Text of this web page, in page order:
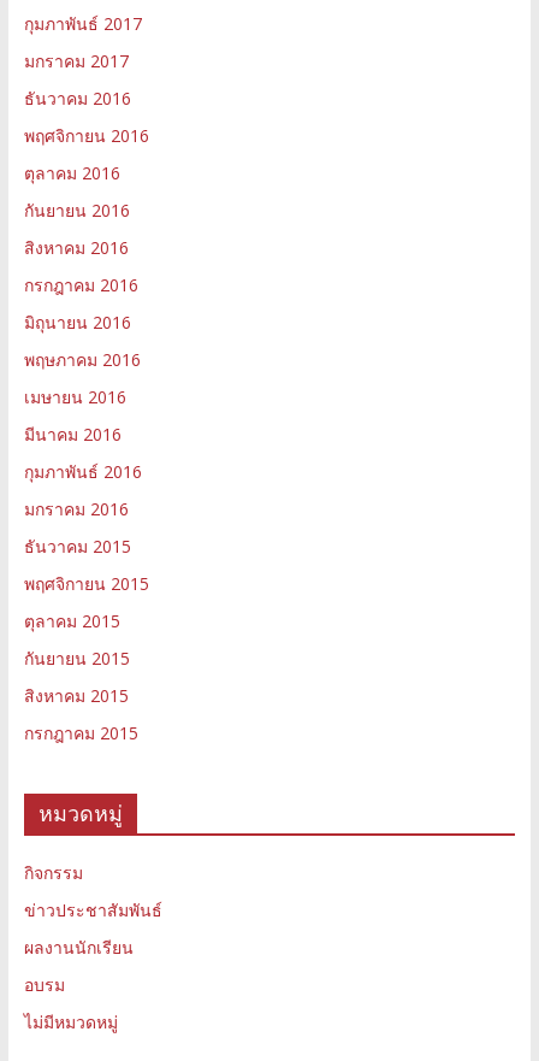
กุมภาพันธ์ 2017
มกราคม 2017
ธันวาคม 2016
พฤศจิกายน 2016
ตุลาคม 2016
กันยายน 2016
สิงหาคม 2016
กรกฎาคม 2016
มิถุนายน 2016
พฤษภาคม 2016
เมษายน 2016
มีนาคม 2016
กุมภาพันธ์ 2016
มกราคม 2016
ธันวาคม 2015
พฤศจิกายน 2015
ตุลาคม 2015
กันยายน 2015
สิงหาคม 2015
กรกฎาคม 2015
หมวดหมู่
กิจกรรม
ข่าวประชาสัมพันธ์
ผลงานนักเรียน
อบรม
ไม่มีหมวดหมู่